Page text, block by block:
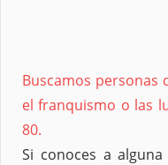
Buscamos personas
el franquismo o las
80.
Si conoces a